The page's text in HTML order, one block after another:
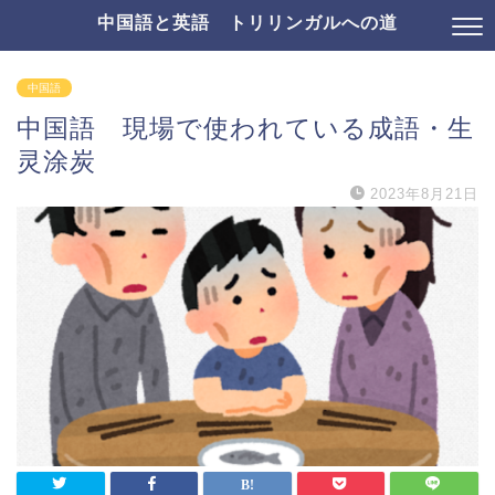
中国語と英語 トリリンガルへの道
中国語
中国語 現場で使われている成語・生
灵涂炭
2023年8月21日